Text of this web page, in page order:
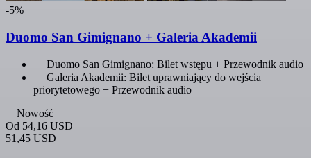
-5%
Duomo San Gimignano + Galeria Akademii
Duomo San Gimignano: Bilet wstępu + Przewodnik audio
Galeria Akademii: Bilet uprawniający do wejścia
priorytetowego + Przewodnik audio
Nowość
Od 54,16 USD
51,45 USD